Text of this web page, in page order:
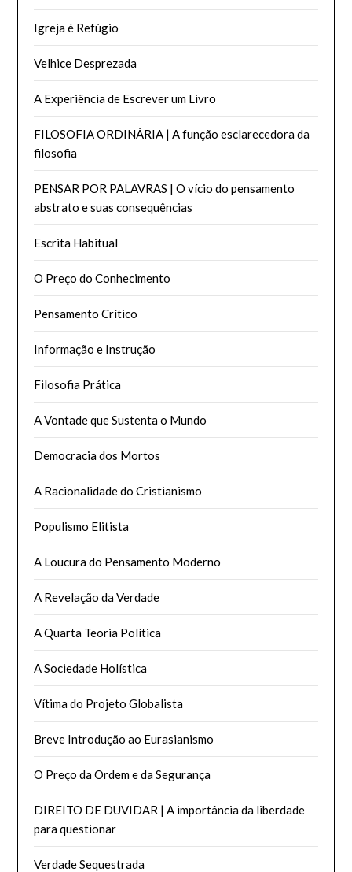
Igreja é Refúgio
Velhice Desprezada
A Experiência de Escrever um Livro
FILOSOFIA ORDINÁRIA | A função esclarecedora da
filosofia
PENSAR POR PALAVRAS | O vício do pensamento
abstrato e suas consequências
Escrita Habitual
O Preço do Conhecimento
Pensamento Crítico
Informação e Instrução
Filosofia Prática
A Vontade que Sustenta o Mundo
Democracia dos Mortos
A Racionalidade do Cristianismo
Populismo Elitista
A Loucura do Pensamento Moderno
A Revelação da Verdade
A Quarta Teoria Política
A Sociedade Holística
Vítima do Projeto Globalista
Breve Introdução ao Eurasianismo
O Preço da Ordem e da Segurança
DIREITO DE DUVIDAR | A importância da liberdade
para questionar
Verdade Sequestrada